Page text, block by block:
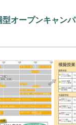
オープンキャン